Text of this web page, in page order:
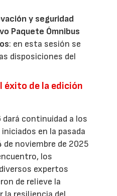
y seguridad
Paquete Ómnibus
: en esta sesión se
disposiciones del
de la edición
dará continuidad a los
en la pasada
de noviembre de 2025
los
expertos
de relieve la